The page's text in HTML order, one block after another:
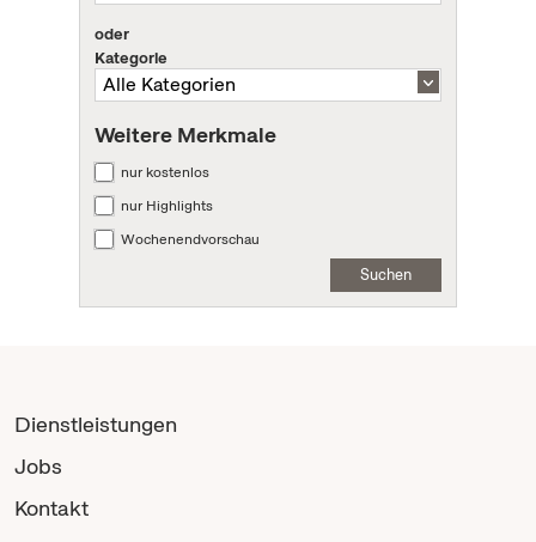
oder
Kategorie
Weitere Merkmale
nur kostenlos
nur Highlights
Wochenendvorschau
Suchen
Dienstleistungen
Jobs
Kontakt